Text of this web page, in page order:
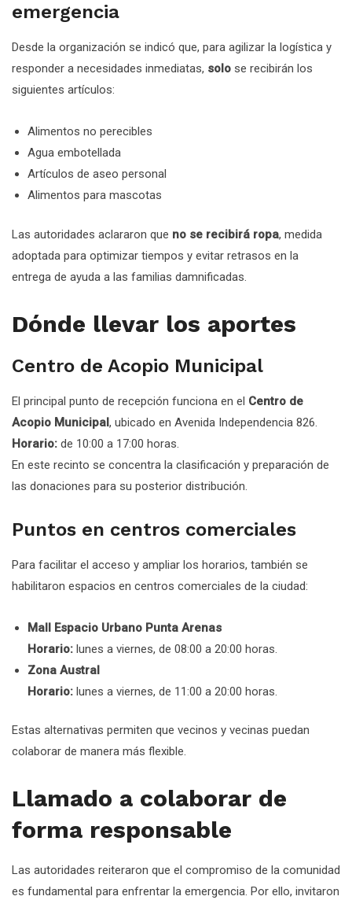
emergencia
Desde la organización se indicó que, para agilizar la logística y
responder a necesidades inmediatas, solo se recibirán los
siguientes artículos:
Alimentos no perecibles
Agua embotellada
Artículos de aseo personal
Alimentos para mascotas
Las autoridades aclararon que no se recibirá ropa, medida
adoptada para optimizar tiempos y evitar retrasos en la
entrega de ayuda a las familias damnificadas.
Dónde llevar los aportes
Centro de Acopio Municipal
El principal punto de recepción funciona en el Centro de
Acopio Municipal, ubicado en Avenida Independencia 826.
Horario: de 10:00 a 17:00 horas.
En este recinto se concentra la clasificación y preparación de
las donaciones para su posterior distribución.
Puntos en centros comerciales
Para facilitar el acceso y ampliar los horarios, también se
habilitaron espacios en centros comerciales de la ciudad:
Mall Espacio Urbano Punta Arenas
Horario: lunes a viernes, de 08:00 a 20:00 horas.
Zona Austral
Horario: lunes a viernes, de 11:00 a 20:00 horas.
Estas alternativas permiten que vecinos y vecinas puedan
colaborar de manera más flexible.
Llamado a colaborar de
forma responsable
Las autoridades reiteraron que el compromiso de la comunidad
es fundamental para enfrentar la emergencia. Por ello, invitaron